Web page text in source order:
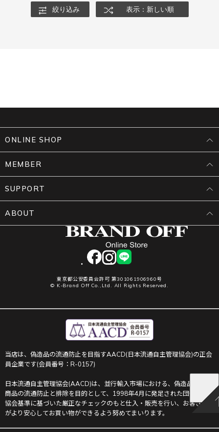
絞り込み 表示：新しい順
facebookinstagram
LINE
東京都公安委員会許可 第301061906960号
© K-Brand Off Co.,Ltd. All Rights Reserved.
ONLINE SHOP
MEMBER
SUPPORT
ABOUT
当店は、偽造品の流通防止を目指すAACD(日本流通自主管理協会)の正会
員企業です(会員番号：R-0157)
日本流通自主管理協会(AACD)は、並行輸入市場における、偽造品や不正
商品の流通防止と排除を目的として、1998年4月に発足された団体です。
協会基準に基づいた厳正なチェックのもと仕入・販売を行い、お客さま
がより安心してお買い物ができるよう努めてまいります。